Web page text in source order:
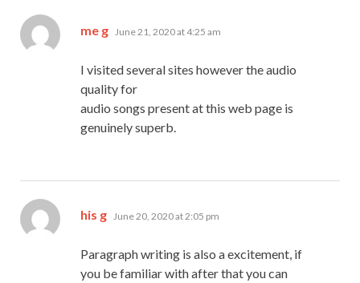
me g says:
June 21, 2020 at 4:25 am
I visited several sites however the audio
quality for
audio songs present at this web page is
genuinely superb.
his g says:
June 20, 2020 at 2:05 pm
Paragraph writing is also a excitement, if
you be familiar with after that you can